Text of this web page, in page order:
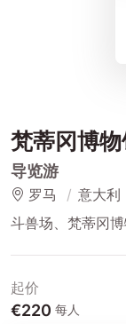
梵蒂冈博
导览游
罗马
意大利
斗兽场、梵蒂冈
起价
€220 每人